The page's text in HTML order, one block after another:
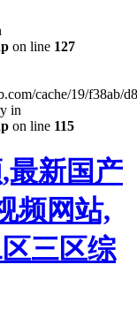
on line 127
cache/19/f38ab/
in
on line 115
最新国产
频网站,
三区综